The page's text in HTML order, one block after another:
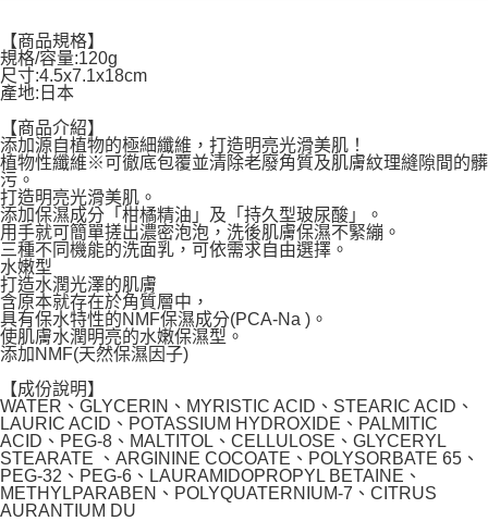
每筆NT$60，滿NT$599(含以上)免運費
宅配
每筆NT$120，滿NT$1,999(含以上)免運費
【商品規格】
規格/容量:120g
尺寸:4.5x7.1x18cm
產地:日本
【商品介紹】
添加源自植物的極細纖維，打造明亮光滑美肌！
植物性纖維※可徹底包覆並清除老廢角質及肌膚紋理縫隙間的髒
污。
打造明亮光滑美肌。
添加保濕成分「柑橘精油」及「持久型玻尿酸」。
用手就可簡單搓出濃密泡泡，洗後肌膚保濕不緊繃。
三種不同機能的洗面乳，可依需求自由選擇。
水嫩型
打造水潤光澤的肌膚
含原本就存在於角質層中，
具有保水特性的NMF保濕成分(PCA-Na )。
使肌膚水潤明亮的水嫩保濕型。
添加NMF(天然保濕因子)
【成份說明】
WATER、GLYCERIN、MYRISTIC ACID、STEARIC ACID、
LAURIC ACID、POTASSIUM HYDROXIDE、PALMITIC
ACID、PEG-8、MALTITOL、CELLULOSE、GLYCERYL
STEARATE 、ARGININE COCOATE、POLYSORBATE 65、
PEG-32、PEG-6、LAURAMIDOPROPYL BETAINE、
METHYLPARABEN、POLYQUATERNIUM-7、CITRUS
AURANTIUM DU